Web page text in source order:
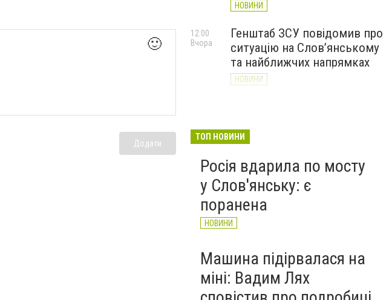
🙂
Додати
НОВИНИ
Генштаб ЗСУ повідомив про
ситуацію на Слов’янському
та найближчих напрямках
НОВИНИ
12:00
Вчора
великої війни: 7 серпня
ТОП НОВИНИ
Росія вдарила по мосту
у Слов'янську: є
поранена
НОВИНИ
Машина підірвалася на
міні: Вадим Лях